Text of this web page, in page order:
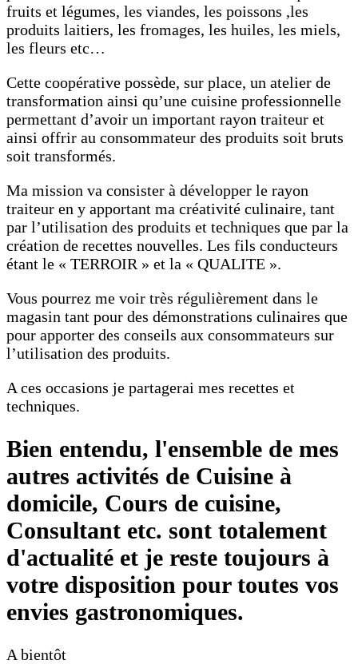
fruits et légumes, les viandes, les poissons ,les
produits laitiers, les fromages, les huiles, les miels,
les fleurs etc…
Cette coopérative possède, sur place, un atelier de
transformation ainsi qu’une cuisine professionnelle
permettant d’avoir un important rayon traiteur et
ainsi offrir au consommateur des produits soit bruts
soit transformés.
Ma mission va consister à développer le rayon
traiteur en y apportant ma créativité culinaire, tant
par l’utilisation des produits et techniques que par la
création de recettes nouvelles. Les fils conducteurs
étant le « TERROIR » et la « QUALITE ».
Vous pourrez me voir très régulièrement dans le
magasin tant pour des démonstrations culinaires que
pour apporter des conseils aux consommateurs sur
l’utilisation des produits.
A ces occasions je partagerai mes recettes et
techniques.
Bien entendu, l'ensemble de mes
autres activités de Cuisine à
domicile, Cours de cuisine,
Consultant etc. sont totalement
d'actualité et je reste toujours à
votre disposition pour toutes vos
envies gastronomiques.
A bientôt